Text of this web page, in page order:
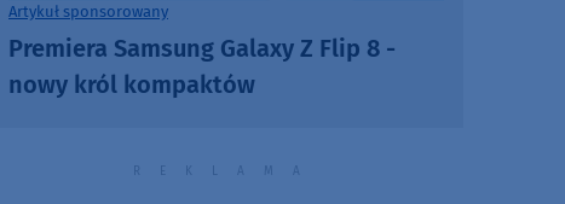
Artykuł sponsorowany
Premiera Samsung Galaxy Z Flip 8 -
nowy król kompaktów